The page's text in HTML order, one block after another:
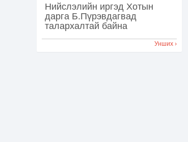
Нийслэлийн иргэд Хотын
дарга Б.Пүрэвдагвад
талархалтай байна
Унших ›